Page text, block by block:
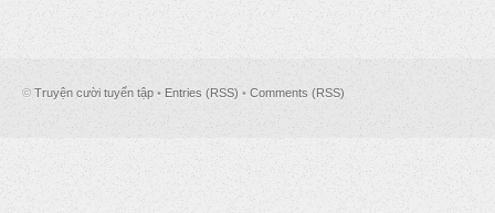
© Truyện cười tuyển tập • Entries (RSS) • Comments (RSS)